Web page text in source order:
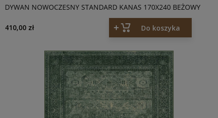
DYWAN NOWOCZESNY STANDARD KANAS 170X240 BEŻOWY
410,00 zł Do koszyka